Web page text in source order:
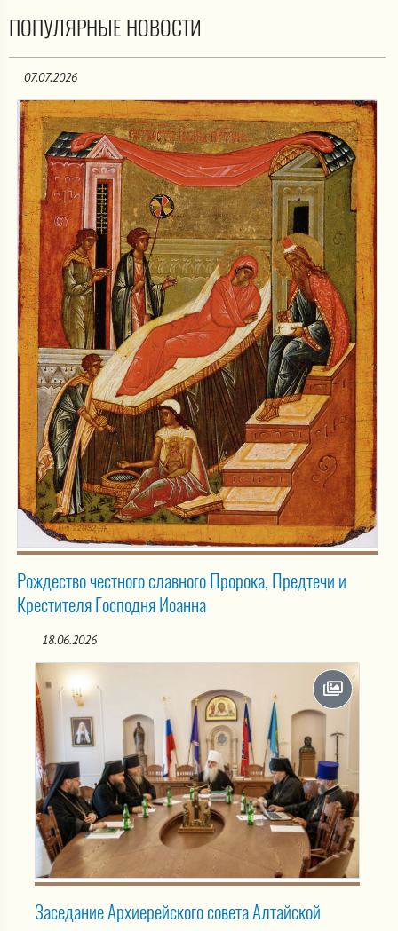
ПОПУЛЯРНЫЕ НОВОСТИ
07.07.2026
Рождество честного славного Пророка, Предтечи и
Крестителя Господня Иоанна
18.06.2026
Заседание Архиерейского совета Алтайской